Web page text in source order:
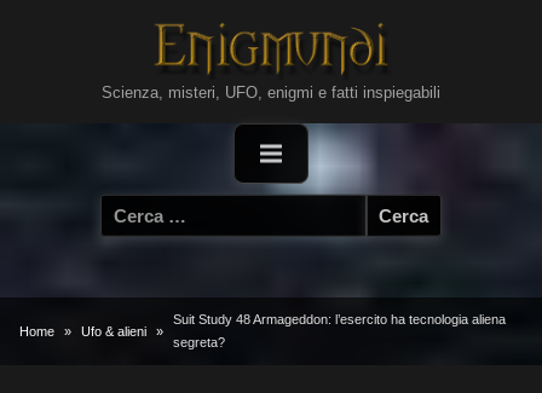
Scienza, misteri, UFO, enigmi e fatti inspiegabili
Ricerca
per:
Home Ufo & alieni
Suit Study 48 Armageddon: l’esercito ha tecnologia aliena
segreta?